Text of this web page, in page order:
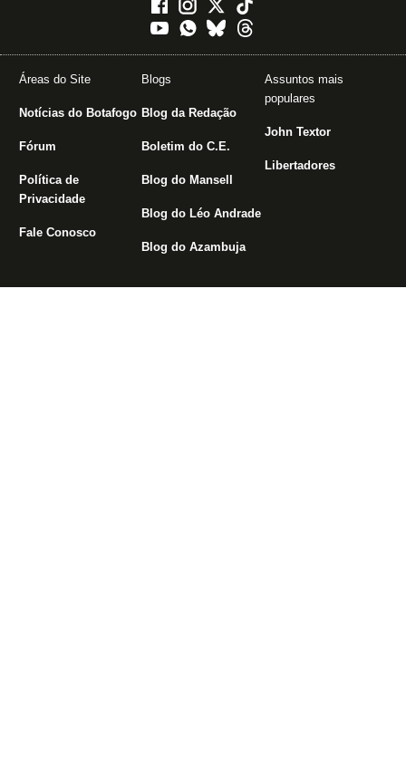
Áreas do Site
Notícias do Botafogo
Fórum
Política de
Privacidade
Fale Conosco
Blogs
Blog da Redação
Boletim do C.E.
Blog do Mansell
Blog do Léo Andrade
Blog do Azambuja
Assuntos mais
populares
John Textor
Libertadores